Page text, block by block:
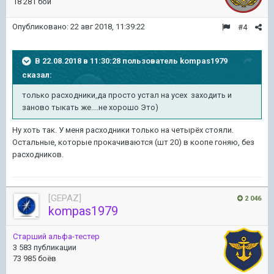
#4
Опубликовано: 22 авг 2018, 11:39:22
В 22.08.2018 в 11:30:28 пользователь kompas1979
сказал:
только расходники,да просто устал на усех заходить и
заново тыкать же....не хорошо Это)
Ну хоть так. У меня расходники только на четырёх стояли.
Остальные, которые прокачиваются (шт 20) в коопе гоняю, без
расходников.
2 046
[GEPAZ]
kompas1979
Старший альфа-тестер
3 583 публикации
73 985 боёв